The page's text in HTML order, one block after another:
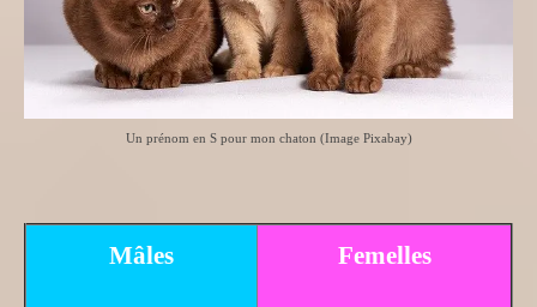
Un prénom en S pour mon chaton (Image Pixabay)
Mâles Femelles